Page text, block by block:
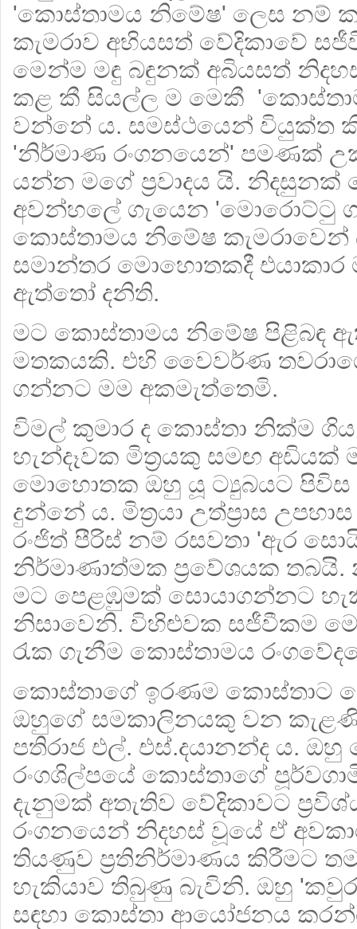
'කොස්තාමය නිමේෂ' ලෙස නම්
කැමරාව අභියසත් වේදිකාවේ
මෙන්ම මඳු බඳුනක් අබියසත්
කළ කී සියල්ල ම මෙකී
වන්නේ ය. සමස්ථයෙන් වියුක්ත
'නිර්මාණ රංගනයෙන්' පමණක්
යන්න මගේ ප්‍රවාදය යි. නිදසුනක්
අවන්හලේ ගැයෙන 'මොරොට්ටු
කොස්තාමය නිමේෂ කැමරාවෙන්
සමාන්තර මොහොතකදී එයාකාර
ඇත්තෝ දනිති.
මට කොස්තාමය නිමේෂ පිළිබඳ
මතකයකි. එහි වෛවර්ණ
ගන්නට මම අකමැත්තෙමි.
විමල් කුමාර ද කොස්තා නික්ම ගිය
හැන්දෑවක මිත්‍රයකු සමඟ අඩියක්
මොහොතක ඔහු යූ ට්‍යුබයට පිවිස
දුන්නේ ය. මිත්‍රයා උත්ප්‍රාස
රංජිත් පීරිස් නම් රසවතා 'ඇර
නිර්මාණාත්මක ප්‍රවේශයක තබයි.
මට පෙළඹුමක් සොයාගන්නට
නිසාවෙනි. විහිළුවක සජීවීකම
රැක ගැනීම කොස්තාමය
කොස්තාගේ ඉරණම කොස්තාට
ඔහුගේ සමකාලිනයකු වන
පතිරාජ එල්. එස්.දයානන්ද ය.
රංගශිල්පයේ කොස්තාගේ
දැනුමක් අතැතිව වේදිකාවට
රංගනයෙන් නිදහස් වූයේ ඒ
තියණුව ප්‍රතිනිර්මාණය කිරීමට
හැකියාව තිබුණු බැවිනි. ඔහු
සඳහා කොස්තා ආයෝජනය